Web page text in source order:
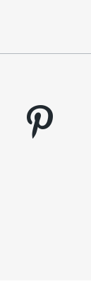
pinterest